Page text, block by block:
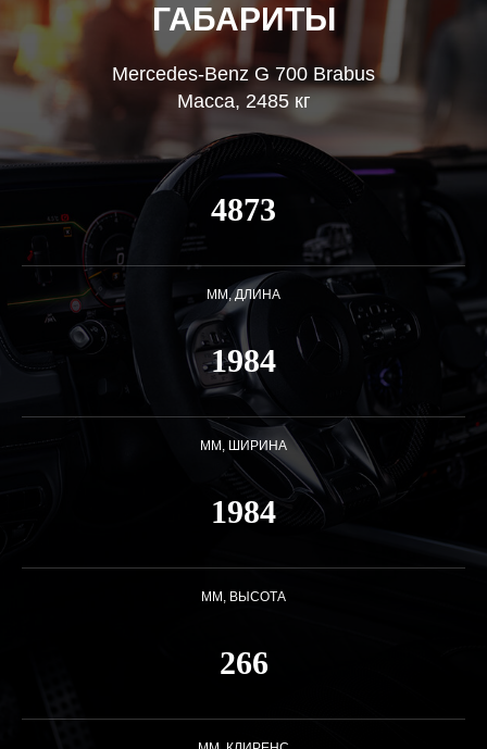
ГАБАРИТЫ
Mercedes-Benz G 700 Brabus
Масса, 2485 кг
4873
ММ, ДЛИНА
1984
ММ, ШИРИНА
1984
ММ, ВЫСОТА
266